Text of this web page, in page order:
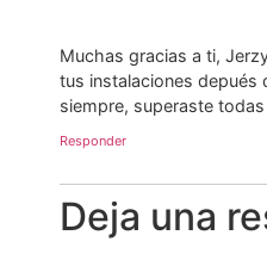
Muchas gracias a ti,
tus instalaciones
siempre, superaste
Responder
Deja una